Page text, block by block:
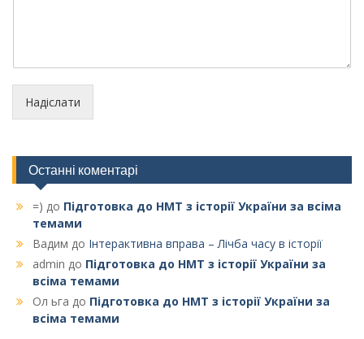
Надіслати
Останні коментарі
=) до Підготовка до НМТ з історії України за всіма
темами
Вадим до Інтерактивна вправа – Лічба часу в історії
admin до Підготовка до НМТ з історії України за
всіма темами
Ол ьга до Підготовка до НМТ з історії України за
всіма темами